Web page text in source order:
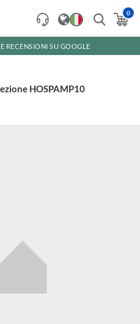
0
RECENSIONI SU GOOGLE
HOSPAMP10